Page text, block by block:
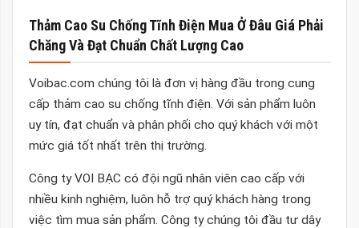
Thảm Cao Su Chống Tĩnh Điện Mua Ở Đâu Giá Phải
Chăng Và Đạt Chuẩn Chất Lượng Cao
Voibac.com chúng tôi là đơn vị hàng đầu trong cung
cấp thảm cao su chống tĩnh điện. Với sản phẩm luôn
uy tín, đạt chuẩn và phân phối cho quý khách với một
mức giá tốt nhất trên thị trường.
Công ty VOI BẠC có đội ngũ nhân viên cao cấp với
nhiều kinh nghiệm, luôn hỗ trợ quý khách hàng trong
việc tìm mua sản phẩm. Công ty chúng tôi đầu tư dây